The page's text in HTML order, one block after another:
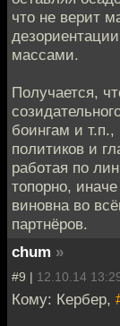
что не верит
массами.
Получается,
боингам и т.п.,
политиков и
работая по
топорно,
виновна во
партнёров.
chum »
#9 | 12.10.14
Кому: Кербер,